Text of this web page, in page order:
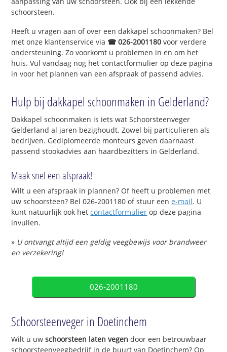
schoorsteen.
Heeft u vragen aan of over een dakkapel schoonmaken? Bel
met onze klantenservice via ☎ 026-2001180 voor verdere
ondersteuning. Zo voorkomt u problemen in en om het
huis. Vul vandaag nog het contactformulier op deze pagina
in voor het plannen van een afspraak of passend advies.
Hulp bij dakkapel schoonmaken in Gelderland?
Dakkapel schoonmaken is iets wat Schoorsteenveger
Gelderland al jaren bezighoudt. Zowel bij particulieren als
bedrijven. Gediplomeerde monteurs geven daarnaast
passend stookadvies aan haardbezitters in Gelderland.
Maak snel een afspraak!
Wilt u een afspraak in plannen? Of heeft u problemen met
uw schoorsteen? Bel 026-2001180 of stuur eene-mail. U
kunt natuurlijk ook hetcontactformulier op deze pagina
invullen.
» U ontvangt altijd een geldig veegbewijs voor brandweer
en verzekering!
026-2001180
Schoorsteenveger in Doetinchem
Wilt u uwschoorsteen laten vegen door een betrouwbaar
schoorsteenveegbedrijf in de buurt van Doetinchem? Op